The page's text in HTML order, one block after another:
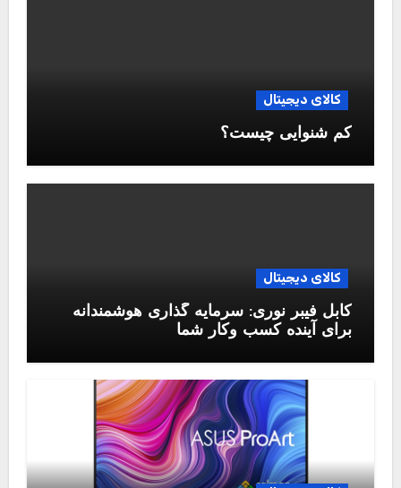
کالای دیجیتال
کم شنوایی چیست؟
کالای دیجیتال
کابل فیبر نوری: سرمایه گذاری هوشمندانه
برای آینده کسب وکار شما